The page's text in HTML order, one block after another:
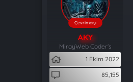
a
t
a
n
g
ı
a
i
Çevrimdışı
AKY
MirayWeb Coder's
1 Ekim 2022
85,155